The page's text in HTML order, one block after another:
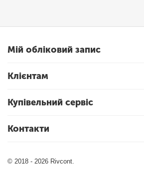
Мій обліковий запис
Клієнтам
Купівельний сервіс
Контакти
© 2018 - 2026 Rivcont.